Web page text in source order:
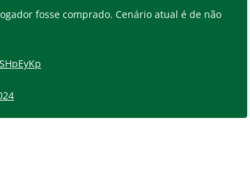
fosse comprado. Cenário atual é de não